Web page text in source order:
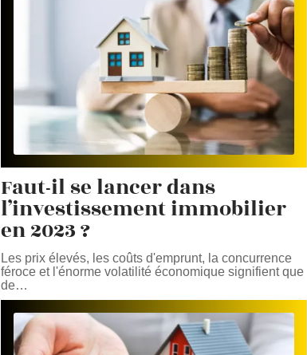
Faut-il se lancer dans
l’investissement immobilier
en 2023 ?
Les prix élevés, les coûts d'emprunt, la concurrence
féroce et l'énorme volatilité économique signifient que
de…